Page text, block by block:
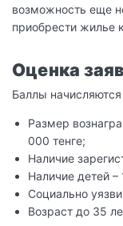
возможность еще
приобрести жилье
Оценка
Баллы
Размер
000 тенге;
Наличие
Наличие детей –
Социально
Возраст до 35